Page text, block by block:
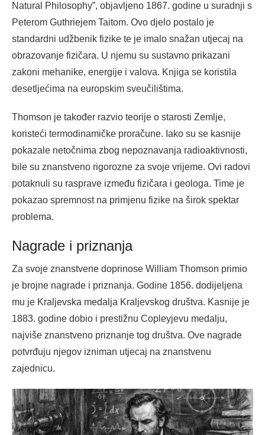
Natural Philosophy”, objavljeno 1867. godine u suradnji s
Peterom Guthriejem Taitom. Ovo djelo postalo je
standardni udžbenik fizike te je imalo snažan utjecaj na
obrazovanje fizičara. U njemu su sustavno prikazani
zakoni mehanike, energije i valova. Knjiga se koristila
desetljećima na europskim sveučilištima.
Thomson je također razvio teorije o starosti Zemlje,
koristeći termodinamičke proračune. Iako su se kasnije
pokazale netočnima zbog nepoznavanja radioaktivnosti,
bile su znanstveno rigorozne za svoje vrijeme. Ovi radovi
potaknuli su rasprave između fizičara i geologa. Time je
pokazao spremnost na primjenu fizike na širok spektar
problema.
Nagrade i priznanja
Za svoje znanstvene doprinose William Thomson primio
je brojne nagrade i priznanja. Godine 1856. dodijeljena
mu je Kraljevska medalja Kraljevskog društva. Kasnije je
1883. godine dobio i prestižnu Copleyjevu medalju,
najviše znanstveno priznanje tog društva. Ove nagrade
potvrđuju njegov izniman utjecaj na znanstvenu
zajednicu.